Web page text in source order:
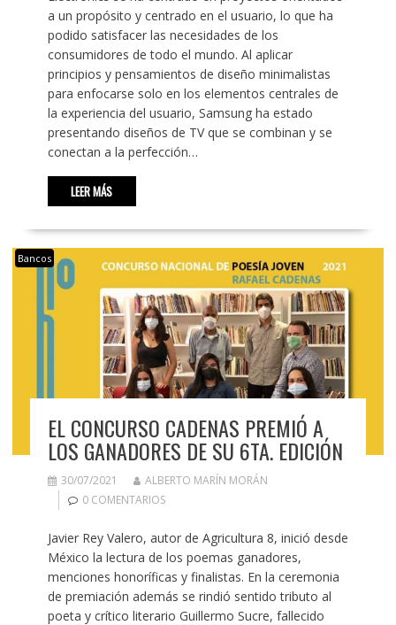
a un propósito y centrado en el usuario, lo que ha
podido satisfacer las necesidades de los
consumidores de todo el mundo. Al aplicar
principios y pensamientos de diseño minimalistas
para enfocarse solo en los elementos centrales de
la experiencia del usuario, Samsung ha estado
presentando diseños de TV que se combinan y se
conectan a la perfección…
LEER MÁS
Bancos
EL CONCURSO CADENAS PREMIÓ A
LOS GANADORES DE SU 6TA. EDICIÓN
30/07/2021
ALBERTO MARÍN MORÁN
0 COMENTARIOS
Javier Rey Valero, autor de Agricultura 8, inició desde
México la lectura de los poemas ganadores,
menciones honoríficas y finalistas. En la ceremonia
de premiación además se rindió sentido tributo al
poeta y crítico literario Guillermo Sucre, fallecido